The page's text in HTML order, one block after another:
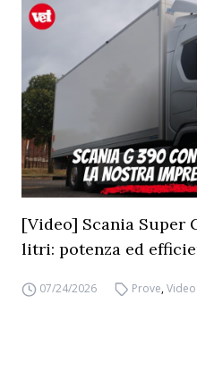
[Video] Scania Super
litri: potenza ed
07/24/2026 Prove,Video